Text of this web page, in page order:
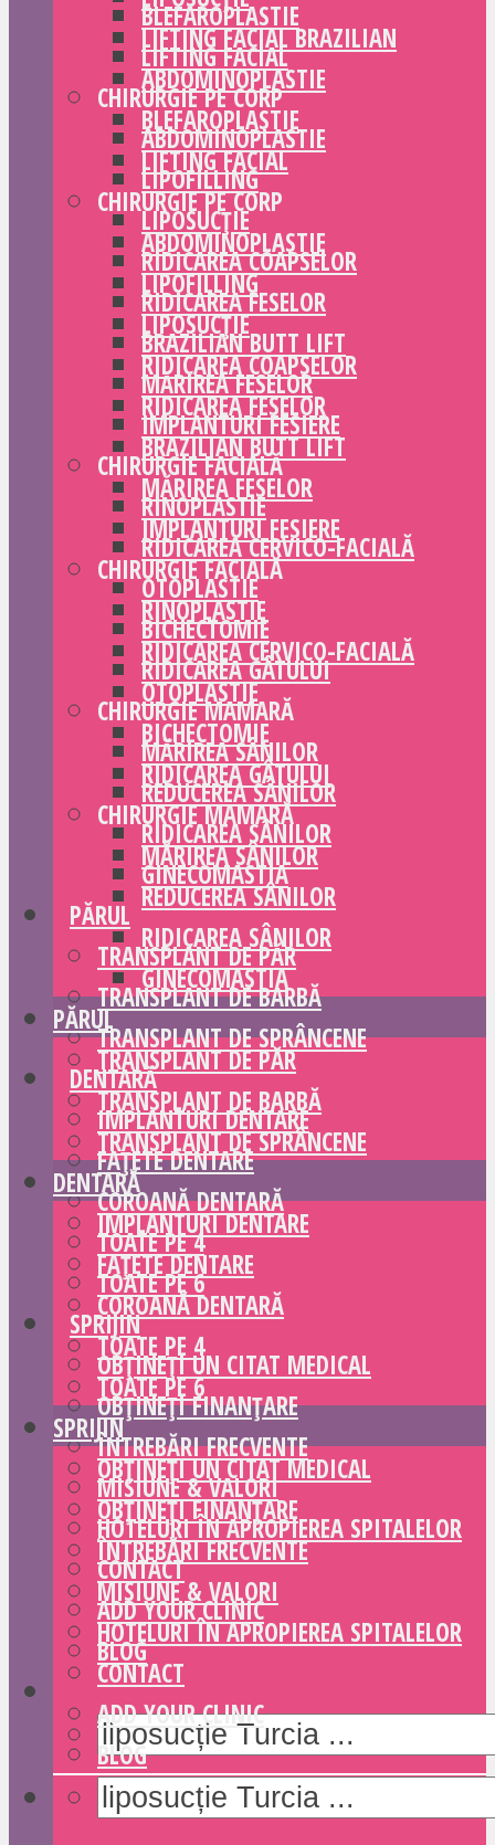
BLEFAROPLASTIE
LIFTING FACIAL
CHIRURGIE PE CORP
ABDOMINOPLASTIE
LIPOFILLING
LIPOSUCȚIE
RIDICAREA COAPSELOR
RIDICAREA FESELOR
BRAZILIAN BUTT LIFT
MĂRIREA FESELOR
IMPLANTURI FESIERE
CHIRURGIE FACIALĂ
RINOPLASTIE
RIDICAREA CERVICO-FACIALĂ
OTOPLASTIE
BICHECTOMIE
RIDICAREA GÂTULUI
CHIRURGIE MAMARĂ
MĂRIREA SÂNILOR
REDUCEREA SÂNILOR
RIDICAREA SÂNILOR
GINECOMASTIA
PĂRUL
TRANSPLANT DE PĂR
TRANSPLANT DE BARBĂ
TRANSPLANT DE SPRÂNCENE
DENTARĂ
IMPLANTURI DENTARE
FAȚETE DENTARE
COROANĂ DENTARĂ
TOATE PE 4
TOATE PE 6
SPRIJIN
OBȚINEȚI UN CITAT MEDICAL
OBȚINEȚI FINANȚARE
ÎNTREBĂRI FRECVENTE
MISIUNE & VALORI
HOTELURI ÎN APROPIEREA SPITALELOR
CONTACT
ADD YOUR CLINIC
BLOG
LIFTING FACIAL BRAZILIAN
ABDOMINOPLASTIE
BLEFAROPLASTIE
LIFTING FACIAL
CHIRURGIE PE CORP
ABDOMINOPLASTIE
LIPOFILLING
LIPOSUCȚIE
RIDICAREA COAPSELOR
RIDICAREA FESELOR
BRAZILIAN BUTT LIFT
MĂRIREA FESELOR
IMPLANTURI FESIERE
CHIRURGIE FACIALĂ
RINOPLASTIE
RIDICAREA CERVICO-FACIALĂ
OTOPLASTIE
BICHECTOMIE
RIDICAREA GÂTULUI
CHIRURGIE MAMARĂ
MĂRIREA SÂNILOR
REDUCEREA SÂNILOR
RIDICAREA SÂNILOR
GINECOMASTIA
PĂRUL
TRANSPLANT DE PĂR
TRANSPLANT DE BARBĂ
TRANSPLANT DE SPRÂNCENE
DENTARĂ
IMPLANTURI DENTARE
FAȚETE DENTARE
COROANĂ DENTARĂ
TOATE PE 4
TOATE PE 6
SPRIJIN
OBȚINEȚI UN CITAT MEDICAL
OBȚINEȚI FINANȚARE
ÎNTREBĂRI FRECVENTE
MISIUNE & VALORI
HOTELURI ÎN APROPIEREA SPITALELOR
CONTACT
ADD YOUR CLINIC
BLOG